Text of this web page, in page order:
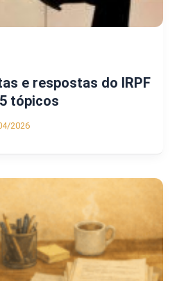
e respostas do IRPF
tópicos
2026